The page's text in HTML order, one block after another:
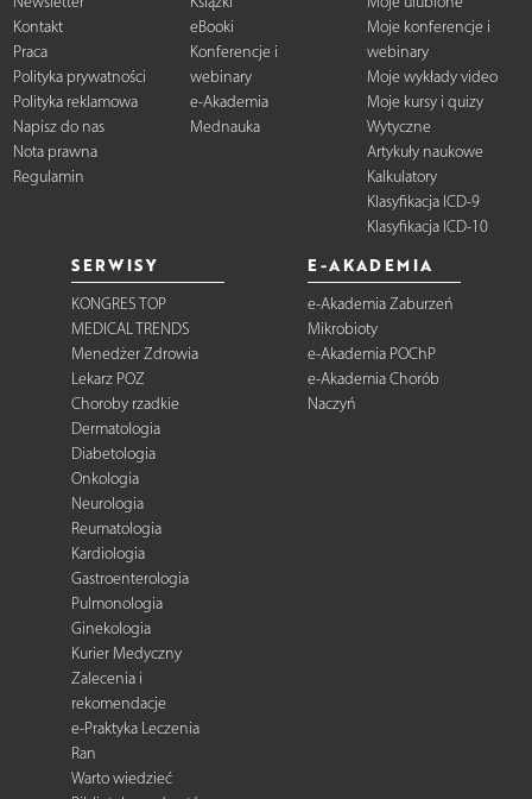
Kontakt
Praca
Polityka prywatności
Polityka reklamowa
Napisz do nas
Nota prawna
Regulamin
eBooki
Konferencje i
webinary
e-Akademia
Mednauka
Moje konferencje i
webinary
Moje wykłady video
Moje kursy i quizy
Wytyczne
Artykuły naukowe
Kalkulatory
Klasyfikacja ICD-9
Klasyfikacja ICD-10
SERWISY
KONGRES TOP
MEDICAL TRENDS
Menedżer Zdrowia
Lekarz POZ
Choroby rzadkie
Dermatologia
Diabetologia
Onkologia
Neurologia
Reumatologia
Kardiologia
Gastroenterologia
Pulmonologia
Ginekologia
Kurier Medyczny
Zalecenia i
rekomendacje
e-Praktyka Leczenia
Ran
Warto wiedzieć
E-AKADEMIA
e-Akademia Zaburzeń
Mikrobioty
e-Akademia POChP
e-Akademia Chorób
Naczyń